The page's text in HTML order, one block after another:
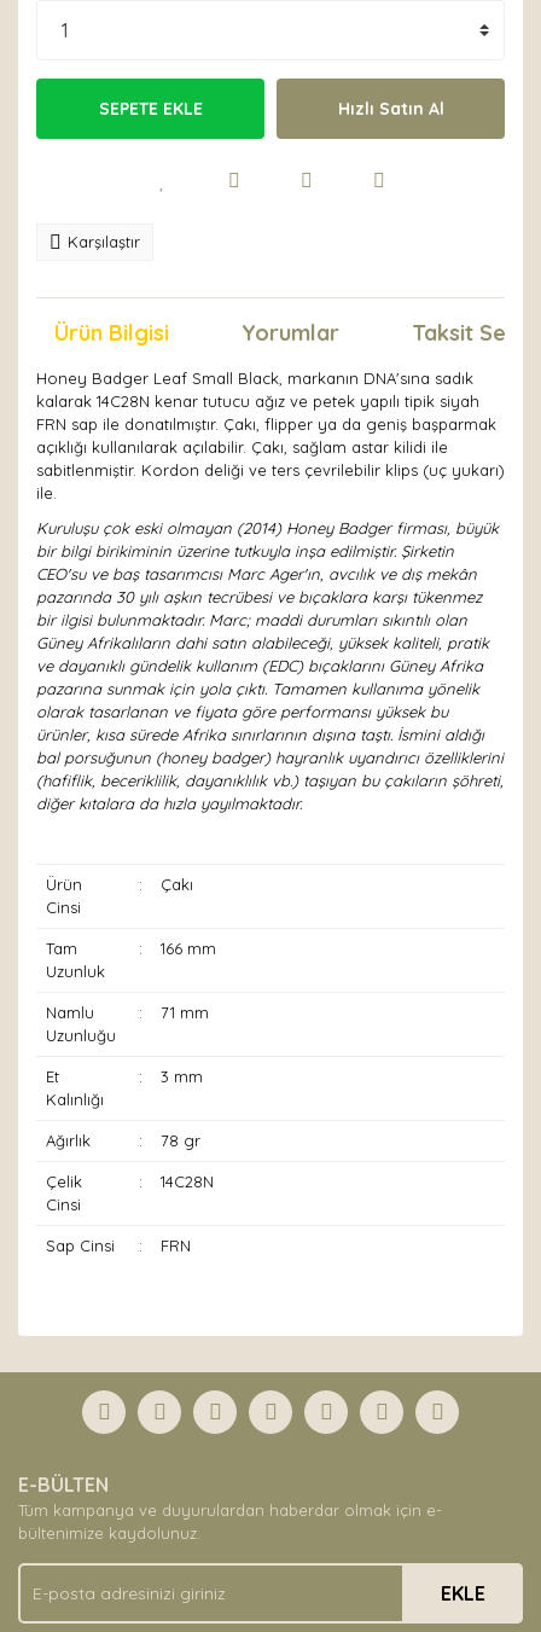
SEPETE EKLE Hızlı Satın Al
Karşılaştır
Ürün Bilgisi Yorumlar Taksit
Honey Badger Leaf Small Black, markanın DNA'sına sadık
kalarak 14C28N kenar tutucu ağız ve petek yapılı tipik siyah
FRN sap ile donatılmıştır. Çakı, flipper ya da geniş başparmak
açıklığı kullanılarak açılabilir. Çakı, sağlam astar kilidi ile
sabitlenmiştir. Kordon deliği ve ters çevrilebilir klips (uç yukarı)
ile.
Kuruluşu çok eski olmayan (2014) Honey Badger firması, büyük
bir bilgi birikiminin üzerine tutkuyla inşa edilmiştir. Şirketin
CEO'su ve baş tasarımcısı Marc Ager'ın, avcılık ve dış mekân
pazarında 30 yılı aşkın tecrübesi ve bıçaklara karşı tükenmez
bir ilgisi bulunmaktadır. Marc; maddi durumları sıkıntılı olan
Güney Afrikalıların dahi satın alabileceği, yüksek kaliteli, pratik
ve dayanıklı gündelik kullanım (EDC) bıçaklarını Güney Afrika
pazarına sunmak için yola çıktı. Tamamen kullanıma yönelik
olarak tasarlanan ve fiyata göre performansı yüksek bu
ürünler, kısa sürede Afrika sınırlarının dışına taştı. İsmini aldığı
bal porsuğunun (honey badger) hayranlık uyandırıcı özelliklerini
(hafiflik, beceriklilik, dayanıklılık vb.) taşıyan bu çakıların şöhreti,
diğer kıtalara da hızla yayılmaktadır.
Ürün
Cinsi
: Çakı
Tam
Uzunluk
: 166 mm
Namlu
Uzunluğu
: 71 mm
Et
Kalınlığı
: 3 mm
Ağırlık : 78 gr
Çelik
Cinsi
: 14C28N
Sap Cinsi : FRN
Yorum Yaz
formunu kullanarak tarafımıza iletebilirsiniz.
Görüş ve önerileriniz için teşekkür ederiz.
Ürün açıklamasında eksik bilgiler bulunuyor.
Ürün bilgilerinde hatalar bulunuyor.
Ürün fiyatı diğer sitelerden daha pahalı.
Bu ürüne benzer farklı alternatifler olmalı.
E-BÜLTEN
Tüm kampanya ve duyurulardan haberdar olmak için e-
bültenimize kaydolunuz.
EKLE